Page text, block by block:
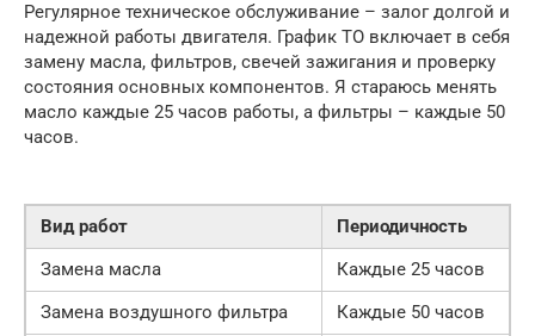
Регулярное техническое обслуживание – залог долгой и
надежной работы двигателя. График ТО включает в себя
замену масла, фильтров, свечей зажигания и проверку
состояния основных компонентов. Я стараюсь менять
масло каждые 25 часов работы, а фильтры – каждые 50
часов.
Вид работ
Периодичность
Замена масла
Каждые 25 часов
Замена воздушного фильтра
Каждые 50 часов